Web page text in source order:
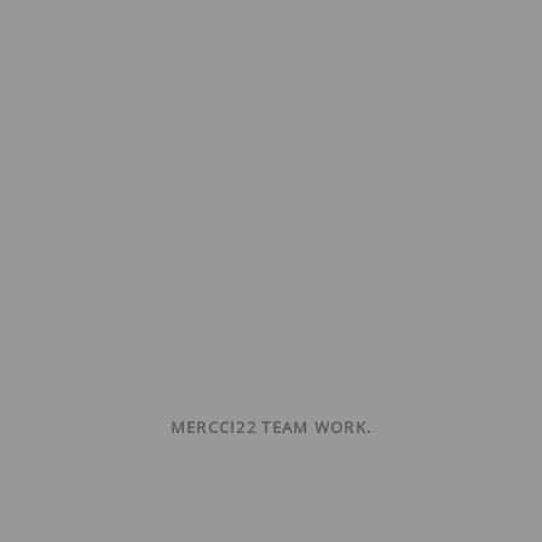
MERCCI22 TEAM WORK.